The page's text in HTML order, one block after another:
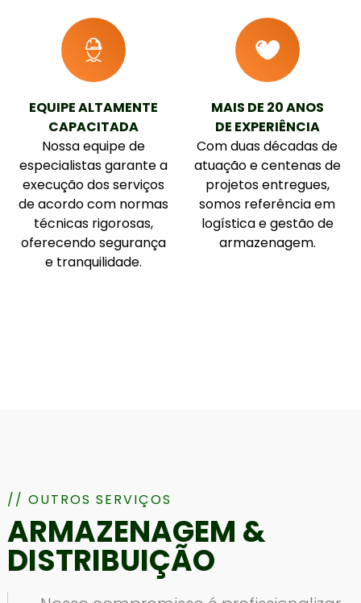
EQUIPE ALTAMENTE
CAPACITADA
Nossa equipe de
especialistas garante a
execução dos serviços
de acordo com normas
técnicas rigorosas,
oferecendo segurança
e tranquilidade.
MAIS DE 20 ANOS
DE EXPERIÊNCIA
Com duas décadas de
atuação e centenas de
projetos entregues,
somos referência em
logística e gestão de
armazenagem.
// OUTROS SERVIÇOS
ARMAZENAGEM &
DISTRIBUIÇÃO